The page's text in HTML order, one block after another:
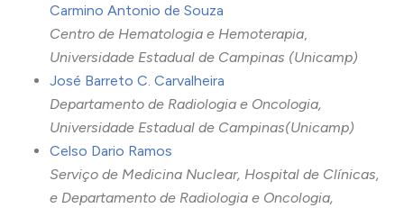
Carmino Antonio de Souza
Centro de Hematologia e Hemoterapia,
Universidade Estadual de Campinas (Unicamp)
José Barreto C. Carvalheira
Departamento de Radiologia e Oncologia,
Universidade Estadual de Campinas(Unicamp)
Celso Dario Ramos
Serviço de Medicina Nuclear, Hospital de Clínicas,
e Departamento de Radiologia e Oncologia,